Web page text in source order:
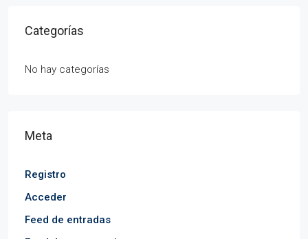
Categorías
No hay categorías
Meta
Registro
Acceder
Feed de entradas